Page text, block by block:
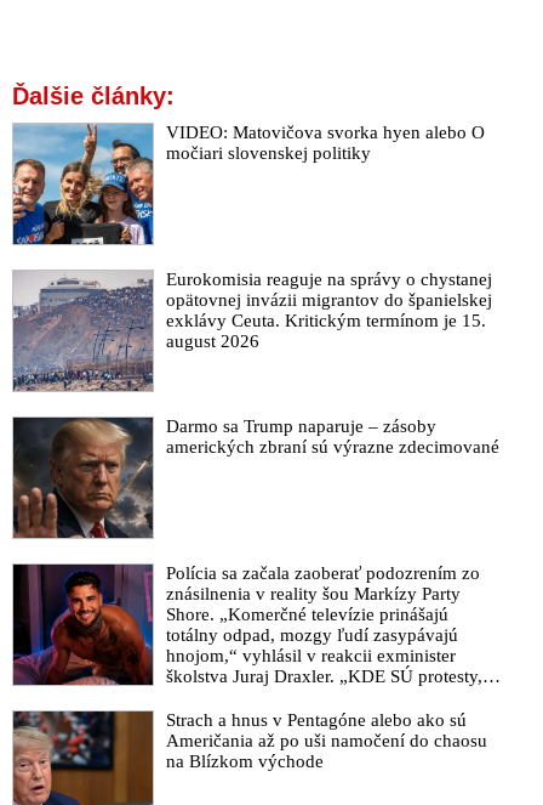
Ďalšie články:
VIDEO: Matovičova svorka hyen alebo O
močiari slovenskej politiky
Eurokomisia reaguje na správy o chystanej
opätovnej invázii migrantov do španielskej
exklávy Ceuta. Kritickým termínom je 15.
august 2026
Darmo sa Trump naparuje – zásoby
amerických zbraní sú výrazne zdecimované
Polícia sa začala zaoberať podozrením zo
znásilnenia v reality šou Markízy Party
Shore. „Komerčné televízie prinášajú
totálny odpad, mozgy ľudí zasypávajú
hnojom,“ vyhlásil v reakcii exminister
školstva Juraj Draxler. „KDE SÚ protesty,
pracovníkov?“ spýtal sa
Strach a hnus v Pentagóne alebo ako sú
Američania až po uši namočení do chaosu
na Blízkom východe